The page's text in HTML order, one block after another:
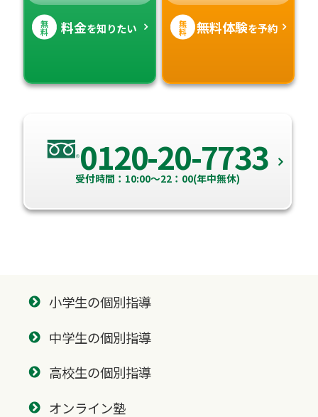
無
料 料金を知りたい 無
料 無料体験を予約
0120-20-7733
受付時間：10:00～22：00(年中無休)
小学生の個別指導
中学生の個別指導
高校生の個別指導
オンライン塾